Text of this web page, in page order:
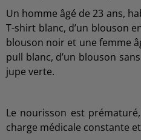
Un homme âgé de 23 ans,
T-shirt blanc, d’un blouson
blouson noir et une femme
pull blanc, d’un blouson
jupe verte.
Le nourisson est
charge médicale constante